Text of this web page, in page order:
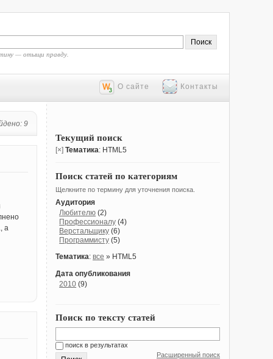
— отыщи правду.
О сайте Контакты
9
а
Текущий поиск
[×] Тематика: HTML5
Поиск статей по категориям
Щелкните по термину для уточнения поиска.
Аудитория
Любителю (2)
Профессионалу (4)
Верстальщику (6)
Программисту (5)
Тематика: все » HTML5
Дата опубликования
2010 (9)
Поиск по тексту статей
поиск в результатах
Расширенный поиск